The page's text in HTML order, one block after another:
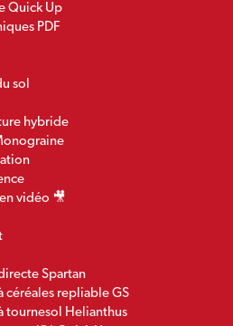
Quick Up
PDF
sol
hybride
vidéo 🎥
Spartan
céréales repliable GS
tournesol Helianthus